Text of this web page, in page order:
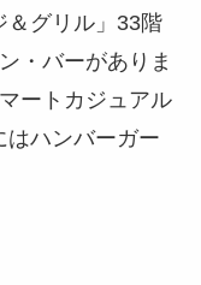
＆グリル」33階
・バーがありま
ートカジュアル
はハンバーガー